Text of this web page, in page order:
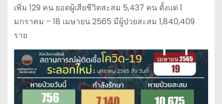
เพิ่ม 129 คน ยอดผู้เสียชีวิตสะสม 5,437 คน ตั้งแต่ 1
มกราคม – 18 เมษายน 2565 มีผู้ป่วยสะสม 1,840,409
ราย